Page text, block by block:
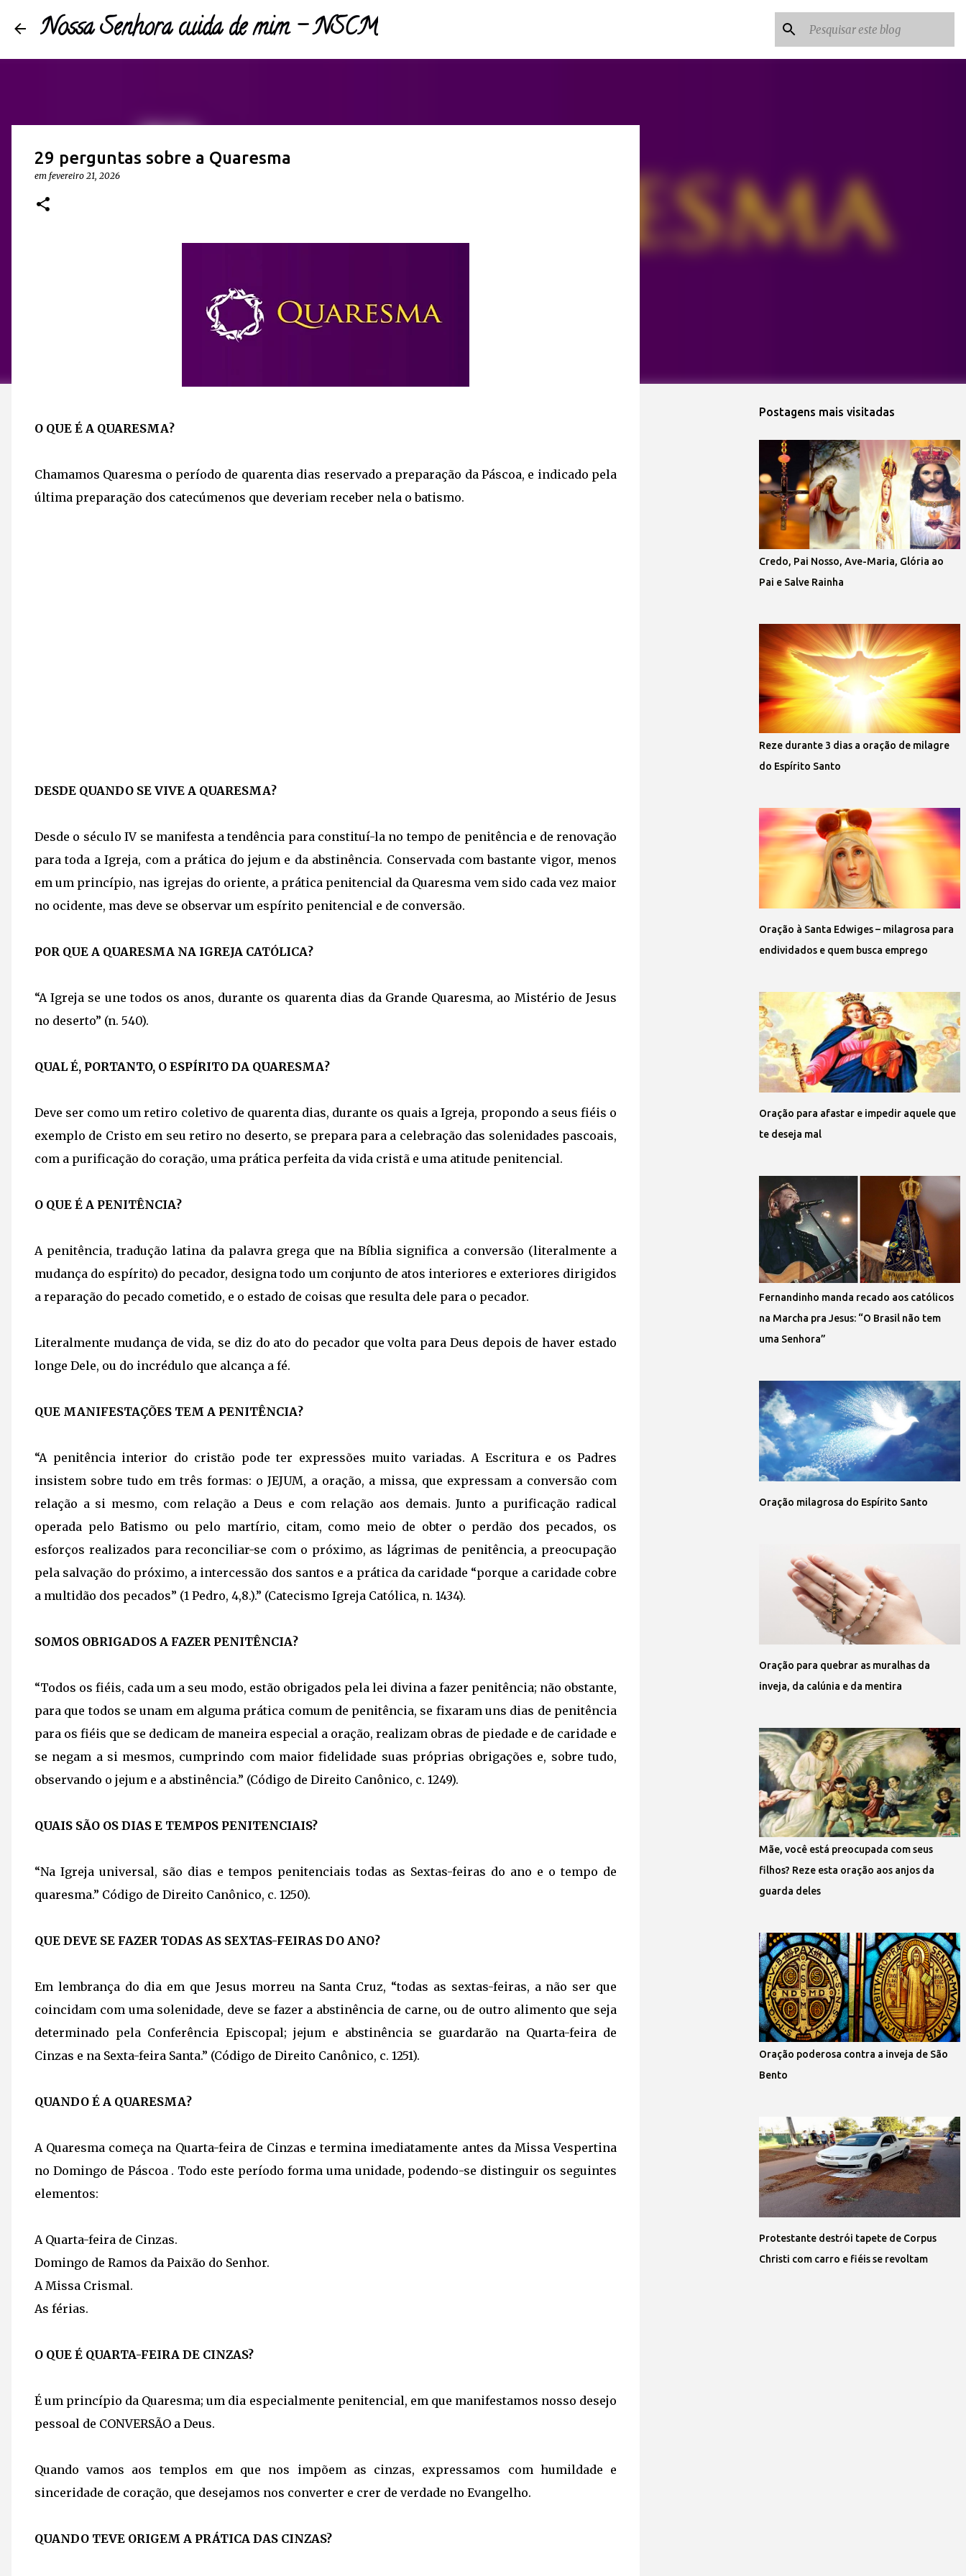
Nossa Senhora cuida de mim - NSCM
29 perguntas sobre a Quaresma
em fevereiro 21, 2026
O QUE É A QUARESMA?
Chamamos Quaresma o período de quarenta dias reservado a preparação da Páscoa, e indicado pela
última preparação dos catecúmenos que deveriam receber nela o batismo.
DESDE QUANDO SE VIVE A QUARESMA?
Desde o século IV se manifesta a tendência para constituí-la no tempo de penitência e de renovação
para toda a Igreja, com a prática do jejum e da abstinência. Conservada com bastante vigor, menos
em um princípio, nas igrejas do oriente, a prática penitencial da Quaresma vem sido cada vez maior
no ocidente, mas deve se observar um espírito penitencial e de conversão.
POR QUE A QUARESMA NA IGREJA CATÓLICA?
“A Igreja se une todos os anos, durante os quarenta dias da Grande Quaresma, ao Mistério de Jesus
no deserto” (n. 540).
QUAL É, PORTANTO, O ESPÍRITO DA QUARESMA?
Deve ser como um retiro coletivo de quarenta dias, durante os quais a Igreja, propondo a seus fiéis o
exemplo de Cristo em seu retiro no deserto, se prepara para a celebração das solenidades pascoais,
com a purificação do coração, uma prática perfeita da vida cristã e uma atitude penitencial.
O QUE É A PENITÊNCIA?
A penitência, tradução latina da palavra grega que na Bíblia significa a conversão (literalmente a
mudança do espírito) do pecador, designa todo um conjunto de atos interiores e exteriores dirigidos
a reparação do pecado cometido, e o estado de coisas que resulta dele para o pecador.
Literalmente mudança de vida, se diz do ato do pecador que volta para Deus depois de haver estado
longe Dele, ou do incrédulo que alcança a fé.
QUE MANIFESTAÇÕES TEM A PENITÊNCIA?
“A penitência interior do cristão pode ter expressões muito variadas. A Escritura e os Padres
insistem sobre tudo em três formas: o JEJUM, a oração, a missa, que expressam a conversão com
relação a si mesmo, com relação a Deus e com relação aos demais. Junto a purificação radical
operada pelo Batismo ou pelo martírio, citam, como meio de obter o perdão dos pecados, os
esforços realizados para reconciliar-se com o próximo, as lágrimas de penitência, a preocupação
pela salvação do próximo, a intercessão dos santos e a prática da caridade “porque a caridade cobre
a multidão dos pecados” (1 Pedro, 4,8.).” (Catecismo Igreja Católica, n. 1434).
SOMOS OBRIGADOS A FAZER PENITÊNCIA?
“Todos os fiéis, cada um a seu modo, estão obrigados pela lei divina a fazer penitência; não obstante,
para que todos se unam em alguma prática comum de penitência, se fixaram uns dias de penitência
para os fiéis que se dedicam de maneira especial a oração, realizam obras de piedade e de caridade e
se negam a si mesmos, cumprindo com maior fidelidade suas próprias obrigações e, sobre tudo,
observando o jejum e a abstinência.” (Código de Direito Canônico, c. 1249).
QUAIS SÃO OS DIAS E TEMPOS PENITENCIAIS?
“Na Igreja universal, são dias e tempos penitenciais todas as Sextas-feiras do ano e o tempo de
quaresma.” Código de Direito Canônico, c. 1250).
QUE DEVE SE FAZER TODAS AS SEXTAS-FEIRAS DO ANO?
Em lembrança do dia em que Jesus morreu na Santa Cruz, “todas as sextas-feiras, a não ser que
coincidam com uma solenidade, deve se fazer a abstinência de carne, ou de outro alimento que seja
determinado pela Conferência Episcopal; jejum e abstinência se guardarão na Quarta-feira de
Cinzas e na Sexta-feira Santa.” (Código de Direito Canônico, c. 1251).
QUANDO É A QUARESMA?
A Quaresma começa na Quarta-feira de Cinzas e termina imediatamente antes da Missa Vespertina
no Domingo de Páscoa . Todo este período forma uma unidade, podendo-se distinguir os seguintes
elementos:
A Quarta-feira de Cinzas.
Domingo de Ramos da Paixão do Senhor.
A Missa Crismal.
As férias.
O QUE É QUARTA-FEIRA DE CINZAS?
É um princípio da Quaresma; um dia especialmente penitencial, em que manifestamos nosso desejo
pessoal de CONVERSÃO a Deus.
Quando vamos aos templos em que nos impõem as cinzas, expressamos com humildade e
sinceridade de coração, que desejamos nos converter e crer de verdade no Evangelho.
QUANDO TEVE ORIGEM A PRÁTICA DAS CINZAS?
Postagens mais visitadas
Credo, Pai Nosso, Ave-Maria, Glória ao
Pai e Salve Rainha
Reze durante 3 dias a oração de milagre
do Espírito Santo
Oração à Santa Edwiges – milagrosa para
endividados e quem busca emprego
Oração para afastar e impedir aquele que
te deseja mal
Fernandinho manda recado aos católicos
na Marcha pra Jesus: “O Brasil não tem
uma Senhora”
Oração milagrosa do Espírito Santo
Oração para quebrar as muralhas da
inveja, da calúnia e da mentira
Mãe, você está preocupada com seus
filhos? Reze esta oração aos anjos da
guarda deles
Oração poderosa contra a inveja de São
Bento
Protestante destrói tapete de Corpus
Christi com carro e fiéis se revoltam